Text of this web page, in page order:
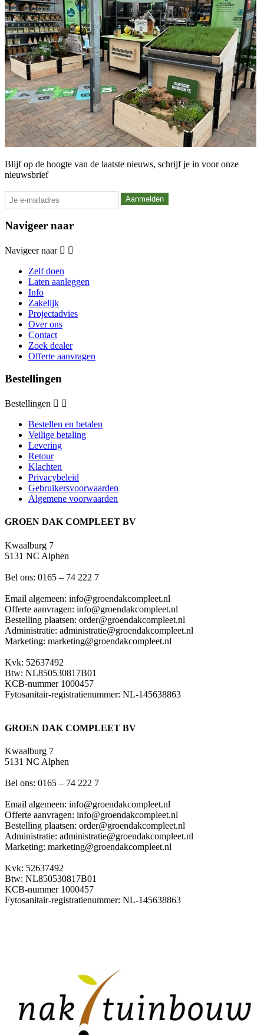
Blijf op de hoogte van de laatste nieuws, schrijf je in voor onze
nieuwsbrief
Navigeer naar
Navigeer naar  
Zelf doen
Laten aanleggen
Info
Zakelijk
Projectadvies
Over ons
Contact
Zoek dealer
Offerte aanvragen
Bestellingen
Bestellingen  
Bestellen en betalen
Veilige betaling
Levering
Retour
Klachten
Privacybeleid
Gebruikersvoorwaarden
Algemene voorwaarden
GROEN DAK COMPLEET BV
Kwaalburg 7
5131 NC Alphen
Bel ons: 0165 – 74 222 7
Email algemeen: info@groendakcompleet.nl
Offerte aanvragen: info@groendakcompleet.nl
Bestelling plaatsen: order@groendakcompleet.nl
Administratie: administratie@groendakcompleet.nl
Marketing: marketing@groendakcompleet.nl
Kvk: 52637492
Btw: NL850530817B01
KCB-nummer 1000457
Fytosanitair-registratienummer: NL-145638863
GROEN DAK COMPLEET BV
Kwaalburg 7
5131 NC Alphen
Bel ons: 0165 – 74 222 7
Email algemeen: info@groendakcompleet.nl
Offerte aanvragen: info@groendakcompleet.nl
Bestelling plaatsen: order@groendakcompleet.nl
Administratie: administratie@groendakcompleet.nl
Marketing: marketing@groendakcompleet.nl
Kvk: 52637492
Btw: NL850530817B01
KCB-nummer 1000457
Fytosanitair-registratienummer: NL-145638863